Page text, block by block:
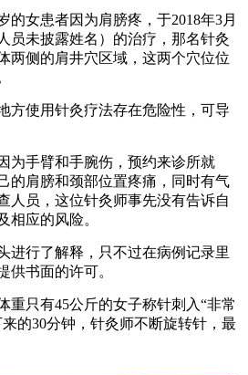
的女患者因为肩膀疼，于2018年3月
员未披露姓名）的治疗，那名针灸
两侧的肩井穴区域，这两个穴位位
方使用针灸疗法存在危险性，可导
为手臂和手腕伤，预约来诊所就
的肩膀和颈部位置疼痛，同时有气
人员，这位针灸师事先没有告诉自
相应的风险。
进行了解释，只不过在病例记录里
供书面的许可。
重只有45公斤的女子称针刺入“非常
的30分钟，针灸师不断旋转针，最